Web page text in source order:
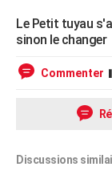
Le Petit tuyau
sinon le changer
Commenter
Discussions